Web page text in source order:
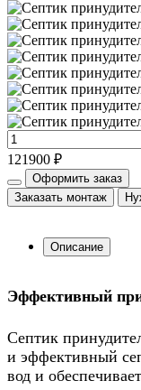
121900 ₽
Оформить заказ
Заказать монтаж
Описание
Эффективный
Септик
и эффективный
вод и